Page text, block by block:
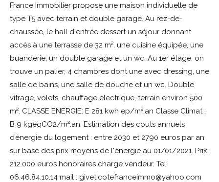
France Immobilier propose une maison individuelle de
type T5 avec terrain et double garage. Au rez-de-
chaussée, le hall d'entrée dessert un séjour donnant
accès à une terrasse de 32 m², une cuisine équipée, une
buanderie, un double garage et un wc. Au 1er étage, on
trouve un palier, 4 chambres dont une avec dressing, une
salle de bains, une salle de douche et un wc. Double
vitrage, volets, chauffage électrique, terrain environ 500
m². CLASSE ENERGIE: E 281 kwh ep/m².an Classe Climat :
B 9 kgéqCO2/m².an. Estimation des couts annuels
d’énergie du logement : entre 2030 et 2790 euros par an
sur base des prix moyens de l'énergie au 01/01/2021. Prix:
212.000 euros honoraires charge vendeur. Tel:
06.46.84.10.14 mail : givet.cotefranceimmo@yahoo.com